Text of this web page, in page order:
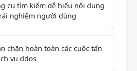
cụ tìm kiếm dễ hiểu nội dung
nghiệm người dùng
chặn hoàn toàn các cuộc tấn
vụ ddos